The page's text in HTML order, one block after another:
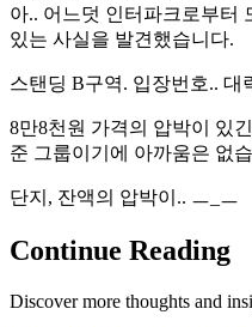
아.. 어느덧 인터파크로부터
있는 사실을 발견했습니다.
스탠딩 B구역. 입장번호.. 대
8만8천원 가격의 압박이 있
준 그룹이기에 아까움은 없
단지, 잔액의 압박이.. ㅡ_ㅡ
Continue Reading
Discover more thoughts and